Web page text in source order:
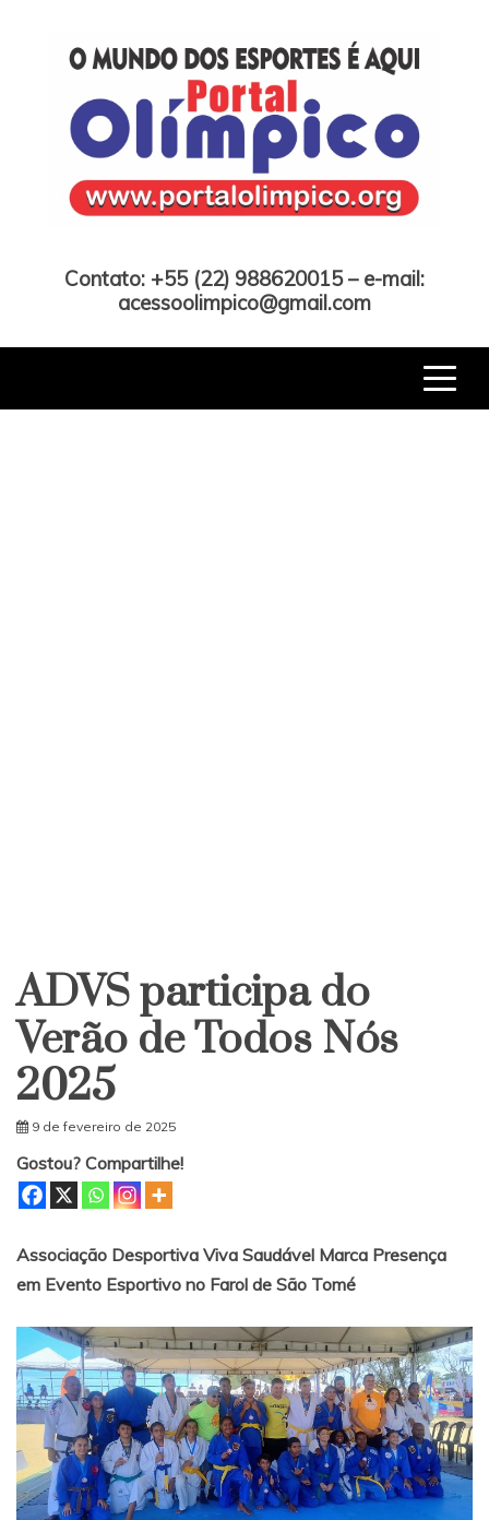
Contato: +55 (22) 988620015 – e-mail:
acessoolimpico@gmail.com
ADVS participa do
Verão de Todos Nós
2025
9 de fevereiro de 2025
Gostou? Compartilhe!
Associação Desportiva Viva Saudável Marca Presença
em Evento Esportivo no Farol de São Tomé